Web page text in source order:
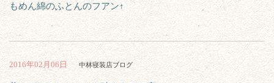
もめん綿のふとんのフアン↑
2016年02月06日 中林寝装店ブログ